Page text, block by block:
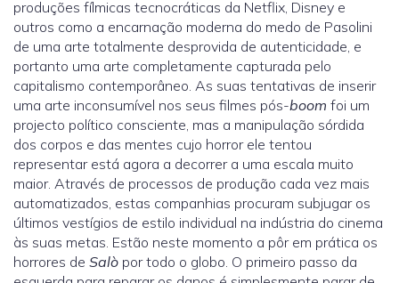
produções fílmicas tecnocráticas da Netflix, Disney e
outros como a encarnação moderna do medo de Pasolini
de uma arte totalmente desprovida de autenticidade, e
portanto uma arte completamente capturada pelo
capitalismo contemporâneo. As suas tentativas de inserir
uma arte inconsumível nos seus filmes pós-boom foi um
projecto político consciente, mas a manipulação sórdida
dos corpos e das mentes cujo horror ele tentou
representar está agora a decorrer a uma escala muito
maior. Através de processos de produção cada vez mais
automatizados, estas companhias procuram subjugar os
últimos vestígios de estilo individual na indústria do cinema
às suas metas. Estão neste momento a pôr em prática os
horrores de Salò por todo o globo. O primeiro passo da